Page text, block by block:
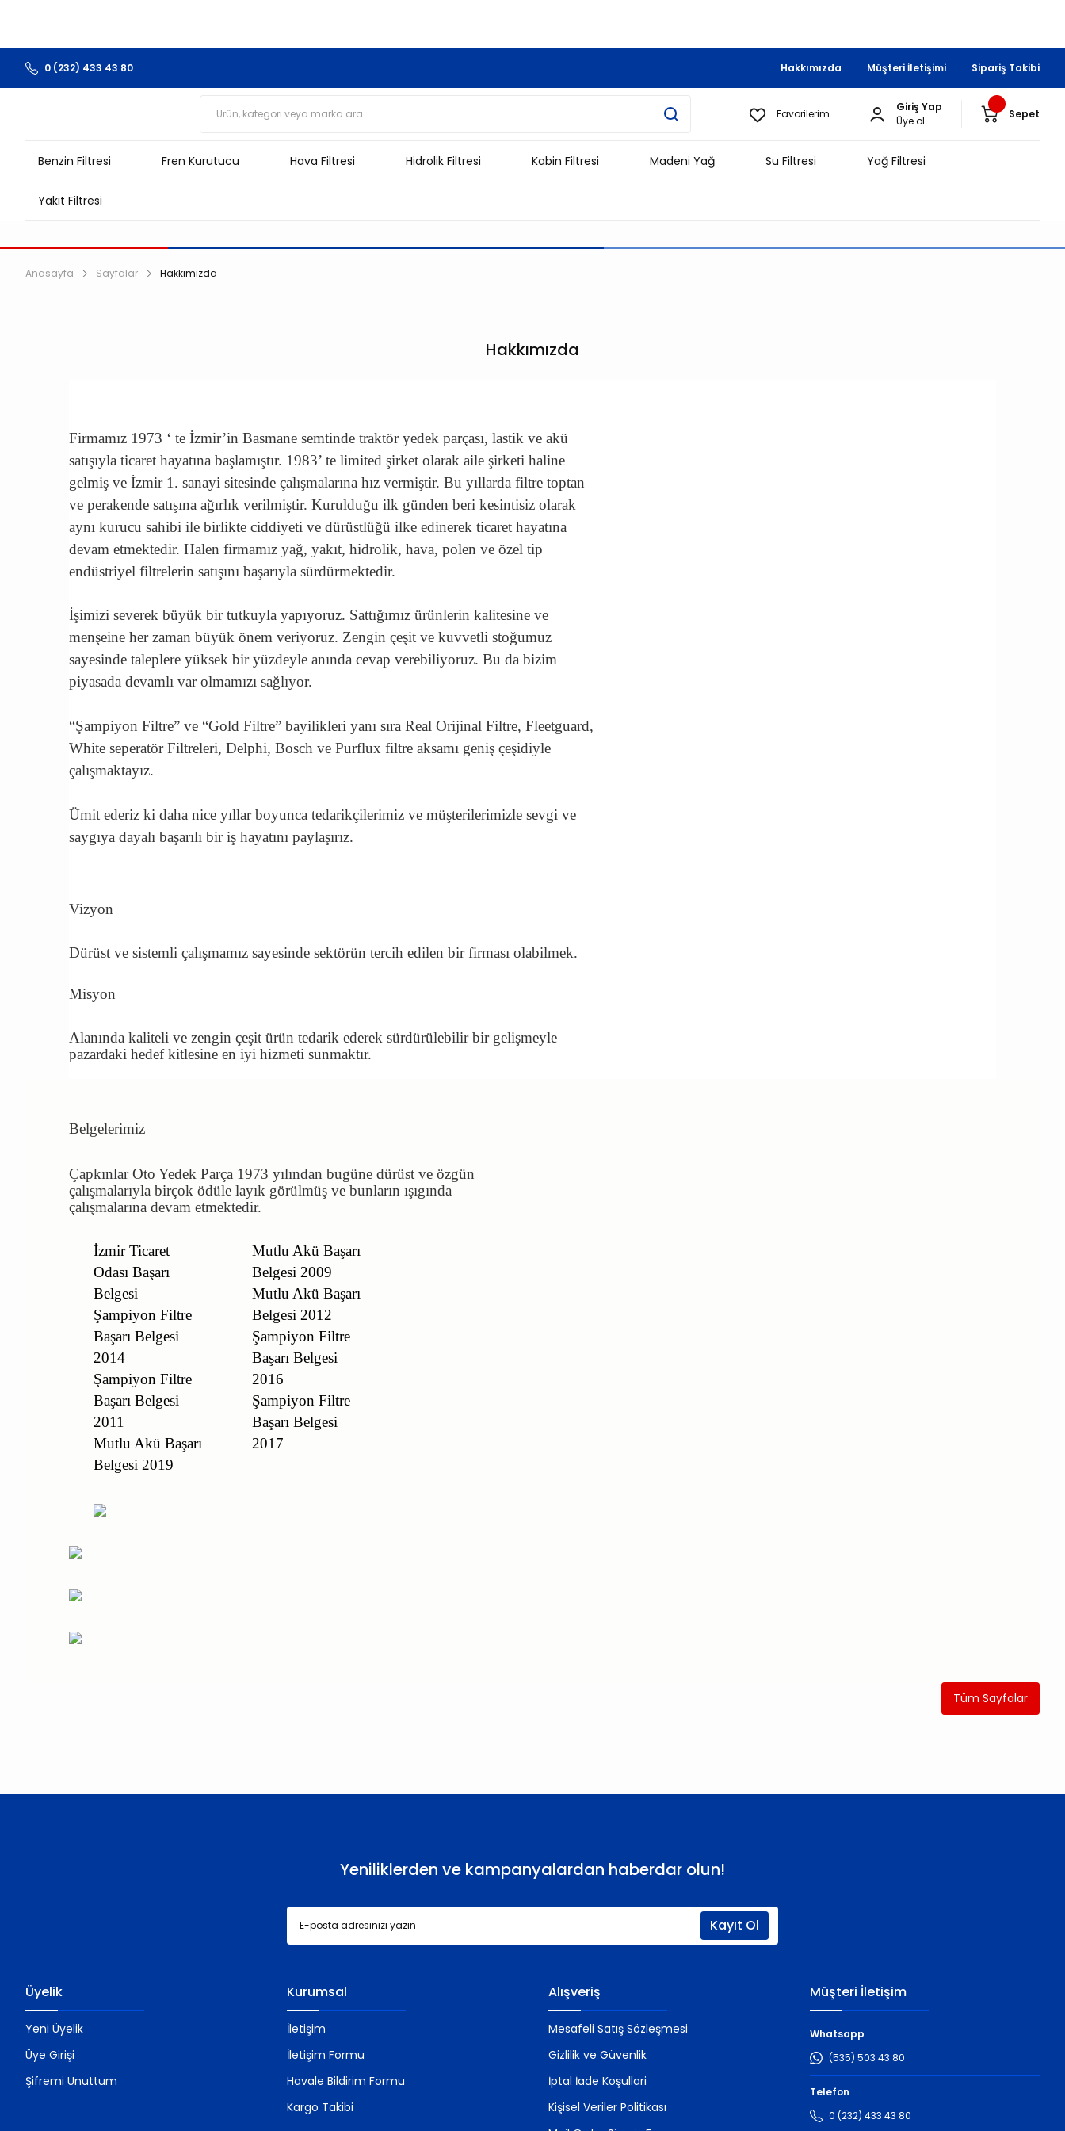
0 (232) 433 43 80 Hakkımızda Müşteri İletişimi Sipariş Takibi
Favorilerim
Giriş Yap
Üye ol
Sepet
Benzin Filtresi Fren Kurutucu Hava Filtresi Hidrolik Filtresi Kabin Filtresi Madeni Yağ Su Filtresi Yağ Filtresi
Yakıt Filtresi
Anasayfa Sayfalar Hakkımızda
Hakkımızda
Firmamız 1973 ‘ te İzmir’in Basmane semtinde traktör yedek parçası, lastik ve akü
satışıyla ticaret hayatına başlamıştır. 1983’ te limited şirket olarak aile şirketi haline
gelmiş ve İzmir 1. sanayi sitesinde çalışmalarına hız vermiştir. Bu yıllarda filtre toptan
ve perakende satışına ağırlık verilmiştir. Kurulduğu ilk günden beri kesintisiz olarak
aynı kurucu sahibi ile birlikte ciddiyeti ve dürüstlüğü ilke edinerek ticaret hayatına
devam etmektedir. Halen firmamız yağ, yakıt, hidrolik, hava, polen ve özel tip
endüstriyel filtrelerin satışını başarıyla sürdürmektedir.
İşimizi severek büyük bir tutkuyla yapıyoruz. Sattığımız ürünlerin kalitesine ve
menşeine her zaman büyük önem veriyoruz. Zengin çeşit ve kuvvetli stoğumuz
sayesinde taleplere yüksek bir yüzdeyle anında cevap verebiliyoruz. Bu da bizim
piyasada devamlı var olmamızı sağlıyor.
“Şampiyon Filtre” ve “Gold Filtre” bayilikleri yanı sıra Real Orijinal Filtre, Fleetguard,
White seperatör Filtreleri, Delphi, Bosch ve Purflux filtre aksamı geniş çeşidiyle
çalışmaktayız.
Ümit ederiz ki daha nice yıllar boyunca tedarikçilerimiz ve müşterilerimizle sevgi ve
saygıya dayalı başarılı bir iş hayatını paylaşırız.
Vizyon
Dürüst ve sistemli çalışmamız sayesinde sektörün tercih edilen bir firması olabilmek.
Misyon
Alanında kaliteli ve zengin çeşit ürün tedarik ederek sürdürülebilir bir gelişmeyle
pazardaki hedef kitlesine en iyi hizmeti sunmaktır.
Belgelerimiz
Çapkınlar Oto Yedek Parça 1973 yılından bugüne dürüst ve özgün
çalışmalarıyla birçok ödüle layık görülmüş ve bunların ışıgında
çalışmalarına devam etmektedir.
İzmir Ticaret
Odası Başarı
Belgesi
Şampiyon Filtre
Başarı Belgesi
2014
Şampiyon Filtre
Başarı Belgesi
2011
Mutlu Akü Başarı
Belgesi 2019
Mutlu Akü Başarı
Belgesi 2009
Mutlu Akü Başarı
Belgesi 2012
Şampiyon Filtre
Başarı Belgesi
2016
Şampiyon Filtre
Başarı Belgesi
2017
Tüm Sayfalar
Yeniliklerden ve kampanyalardan haberdar olun!
Kayıt Ol
Üyelik
Yeni Üyelik
Üye Girişi
Şifremi Unuttum
Kurumsal
İletişim
İletişim Formu
Havale Bildirim Formu
Kargo Takibi
Alışveriş
Mesafeli Satış Sözleşmesi
Gizlilik ve Güvenlik
İptal İade Koşullari
Kişisel Veriler Politikası
Müşteri İletişim
Whatsapp
(535) 503 43 80
Telefon
0 (232) 433 43 80